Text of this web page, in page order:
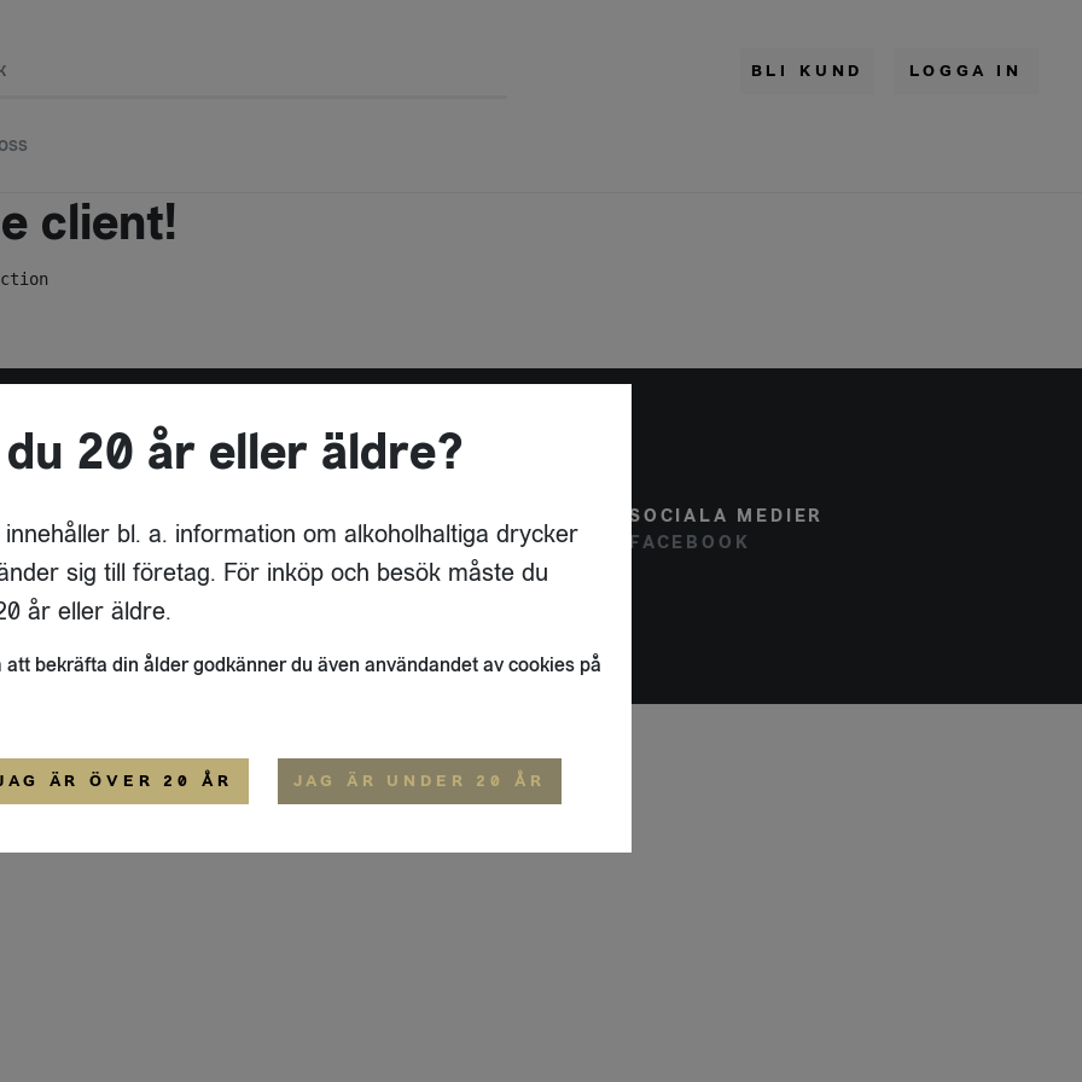
BLI KUND LOGGA IN
client!
64 D
ÖSTERSUND
SOCIALA MEDIER
FACEBOOK
20 år eller äldre?
innehåller bl. a. information om alkoholhaltiga drycker
sig till företag. För inköp och besök måste du
år eller äldre.
att bekräfta din ålder godkänner du även användandet av cookies på
ÄR ÖVER 20 ÅR JAG ÄR UNDER 20 ÅR